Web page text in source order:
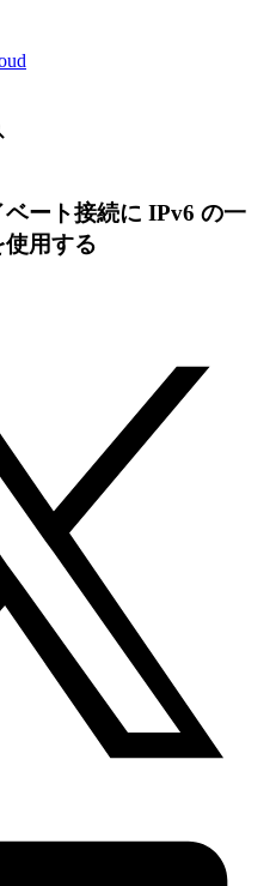
ート接続に IPv6 の一
用する